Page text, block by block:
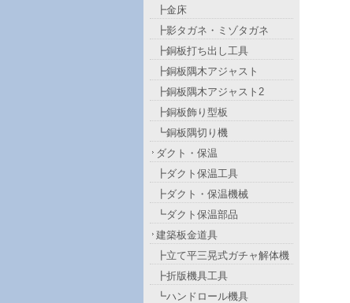
┣金床
┣影タガネ・ミゾタガネ
┣銅板打ち出し工具
┣銅板隅木アジャスト
┣銅板隅木アジャスト2
┣銅板飾り型板
┗銅板隅切り機
ダクト・保温
┣ダクト保温工具
┣ダクト・保温機械
┗ダクト保温部品
建築板金道具
┣立て平三晃式ガチャ解体機
┣折版機具工具
┗ハンドロール機具